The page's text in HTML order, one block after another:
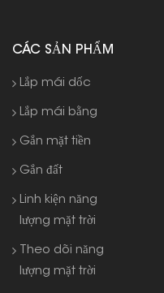
CÁC SẢN PHẨM
Lắp mái dốc
Lắp mái bằng
Gắn mặt tiền
Gắn đất
Linh kiện năng
lượng mặt trời
Theo dõi năng
lượng mặt trời